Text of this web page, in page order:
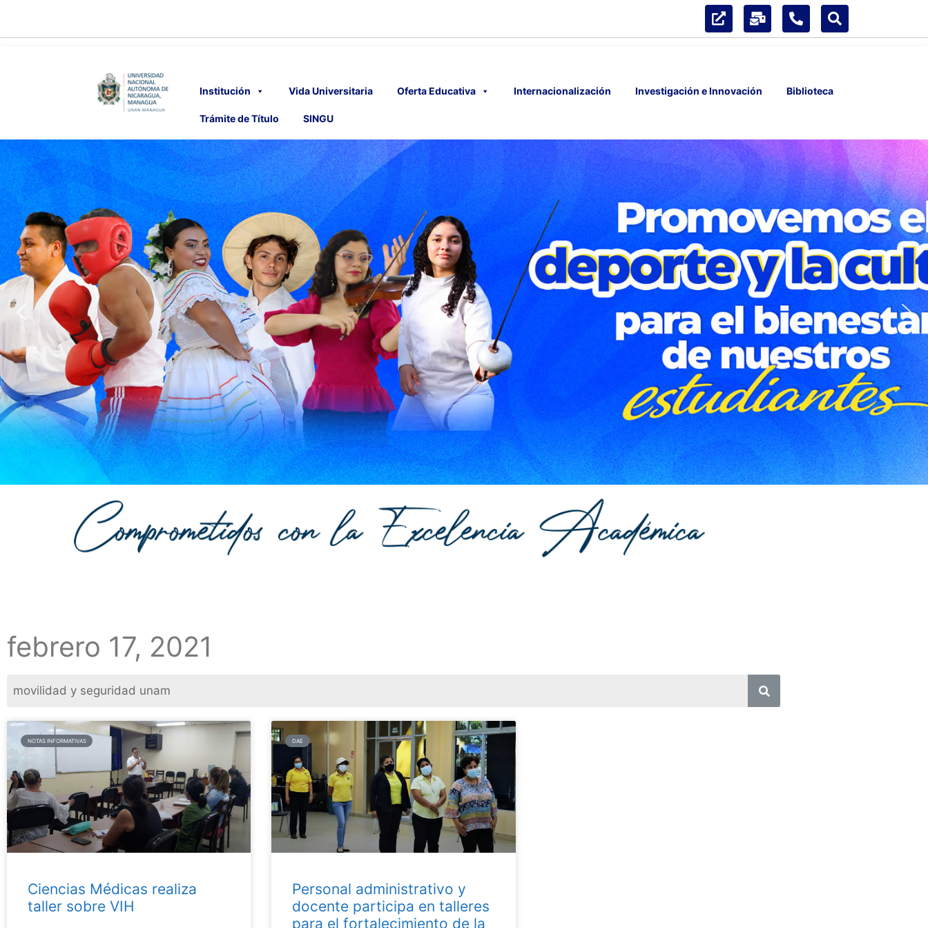
Institución Vida Universitaria Oferta Educativa Internacionalización Investigación e Innovación Biblioteca
Trámite de Título SINGU
febrero 17, 2021
NOTAS INFORMATIVAS
Ciencias Médicas realiza
taller sobre VIH
DAE
Personal administrativo y
docente participa en talleres
para el fortalecimiento de la